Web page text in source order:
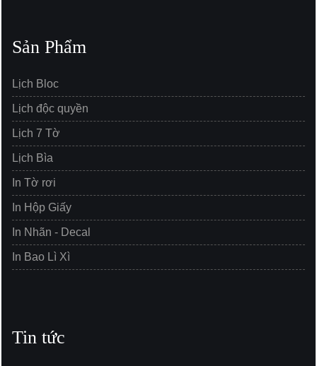
Sản Phẩm
Lịch Bloc
Lịch độc quyền
Lịch 7 Tờ
Lịch Bìa
In Tờ rơi
In Hộp Giấy
In Nhãn - Decal
In Bao Lì Xì
Tin tức